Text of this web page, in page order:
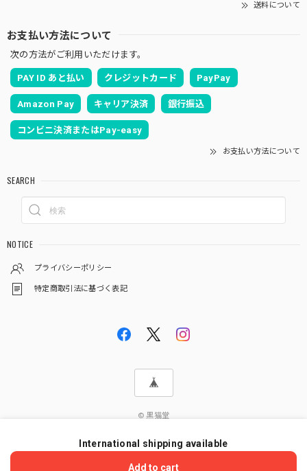
送料について
お支払い方法について
次の方法がご利用いただけます。
PAY ID あと払い クレジットカード PayPay
Amazon Pay キャリア決済 銀行振込
コンビニ決済またはPay-easy
お支払い方法について
SEARCH
NOTICE
プライバシーポリシー
特定商取引法に基づく表記
© 黒猫堂
International shipping available
Add to cart
ショップに質問する